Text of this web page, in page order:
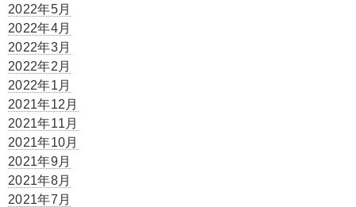
2022年5月
2022年4月
2022年3月
2022年2月
2022年1月
2021年12月
2021年11月
2021年10月
2021年9月
2021年8月
2021年7月